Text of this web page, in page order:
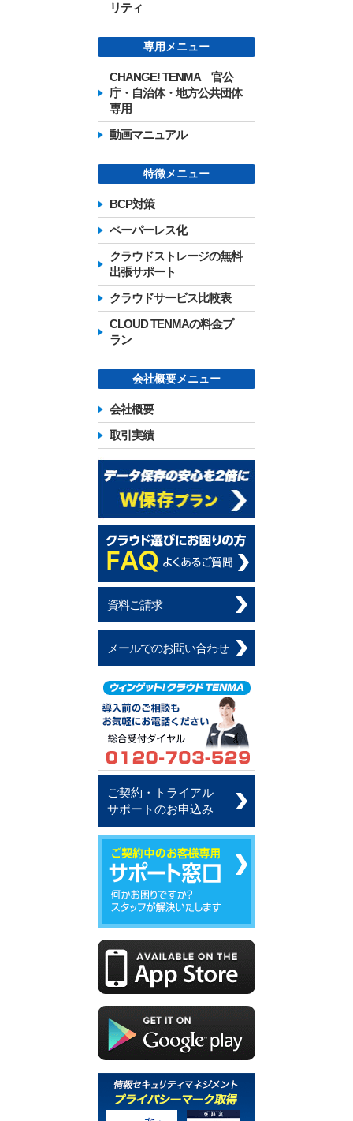
リティ
専用メニュー
CHANGE! TENMA 官公
庁・自治体・地方公共団体
専用
動画マニュアル
特徴メニュー
BCP対策
ペーパーレス化
クラウドストレージの無料
出張サポート
クラウドサービス比較表
CLOUD TENMAの料金プ
ラン
会社概要メニュー
会社概要
取引実績
資料ご請求
メールでのお問い合わせ
ご契約・トライアル
サポートのお申込み